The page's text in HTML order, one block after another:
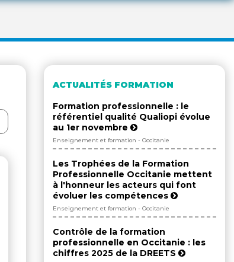
ACTUALITÉS FORMATION
Formation professionnelle : le
référentiel qualité Qualiopi évolue
au 1er novembre
Enseignement et formation - Occitanie
Les Trophées de la Formation
Professionnelle Occitanie mettent
à l'honneur les acteurs qui font
évoluer les compétences
Enseignement et formation - Occitanie
Contrôle de la formation
professionnelle en Occitanie : les
chiffres 2025 de la DREETS